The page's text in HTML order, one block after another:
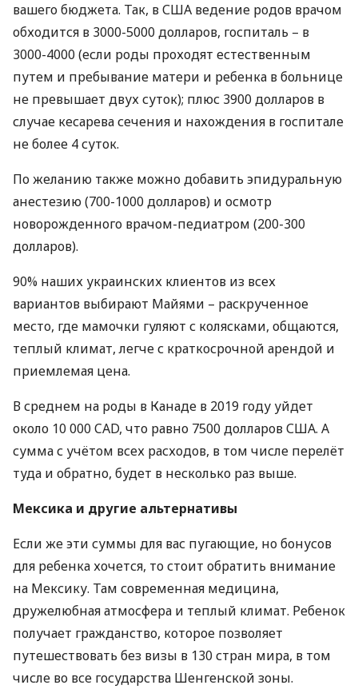
вашего бюджета. Так, вСША ведение родов врачом
обходится в 3000-5000 долларов, госпиталь – в
3000-4000 (если роды проходят естественным
путем и пребывание матери и ребенка в больнице
не превышает двух суток); плюс 3900 долларов в
случае кесарева сечения и нахождения в госпитале
не более 4 суток.
По желанию также можно добавить эпидуральную
анестезию (700-1000 долларов) и осмотр
новорожденного врачом-педиатром (200-300
долларов).
90% наших украинских клиентов из всех
вариантов выбирают Майями – раскрученное
место, где мамочки гуляют с колясками, общаются,
теплый климат, легче с краткосрочной арендой и
приемлемая цена.
В среднем на роды в Канаде в 2019 году уйдет
около 10 000 CAD, что равно 7500 долларовСША. А
сумма с учётом всех расходов, в том числе перелёт
туда и обратно, будет в несколько раз выше.
Мексика и другие альтернативы
Если же эти суммы для вас пугающие, но бонусов
для ребенка хочется, то стоит обратить внимание
на Мексику. Там современная медицина,
дружелюбная атмосфера и теплый климат. Ребенок
получает гражданство, которое позволяет
путешествовать без визы в 130 стран мира, в том
числе во все государства Шенгенской зоны.